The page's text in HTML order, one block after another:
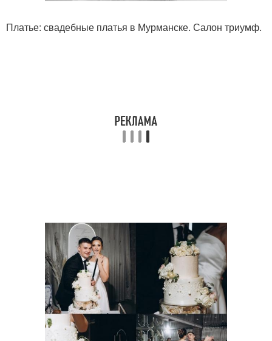
Платье: свадебные платья в Мурманске. Салон триумф.